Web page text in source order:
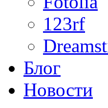
123rf
Блог
Новости